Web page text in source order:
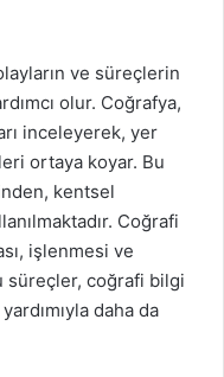
ve süreçlerin
olur. Coğrafya,
inceleyerek, yer
ortaya koyar. Bu
kentsel
Coğrafi
işlenmesi ve
süreçler, coğrafi bilgi
daha da